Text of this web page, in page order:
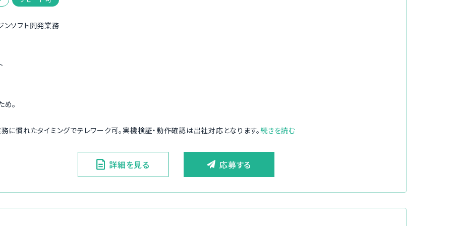
ンソフト開発業務
。
に慣れたタイミングでテレワーク可。実機検証・動作確認は出社対応となります。続きを読む
詳細を見る 応募する